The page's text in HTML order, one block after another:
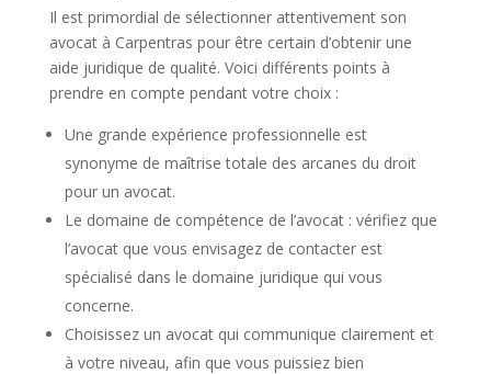
Il est primordial de sélectionner attentivement son
avocat à Carpentras pour être certain d’obtenir une
aide juridique de qualité. Voici différents points à
prendre en compte pendant votre choix :
Une grande expérience professionnelle est
synonyme de maîtrise totale des arcanes du droit
pour un avocat.
Le domaine de compétence de l’avocat : vérifiez que
l’avocat que vous envisagez de contacter est
spécialisé dans le domaine juridique qui vous
concerne.
Choisissez un avocat qui communique clairement et
à votre niveau, afin que vous puissiez bien